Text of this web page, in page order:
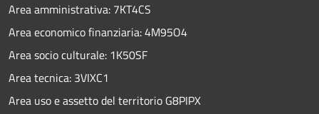
Area amministrativa: 7KT4CS
Area economico finanziaria: 4M95O4
Area socio culturale: 1K50SF
Area tecnica: 3VIXC1
Area uso e assetto del territorio G8PIPX